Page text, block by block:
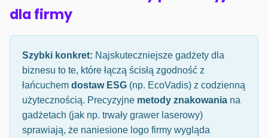
dla firmy
Szybki konkret: Najskuteczniejsze gadżety dla
biznesu to te, które łączą ścisłą zgodność z
łańcuchem dostaw ESG (np. EcoVadis) z codzienną
użytecznością. Precyzyjne metody znakowania na
gadżetach (jak np. trwały grawer laserowy)
sprawiają, że naniesione logo firmy wygląda